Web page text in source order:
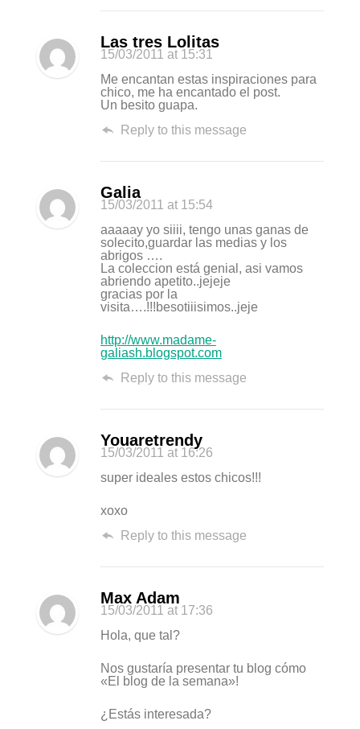
Las tres Lolitas
15/03/2011 at 15:31
Me encantan estas inspiraciones para
chico, me ha encantado el post.
Un besito guapa.
Reply to this message
Galia
15/03/2011 at 15:54
aaaaay yo siiii, tengo unas ganas de
solecito,guardar las medias y los
abrigos ….
La coleccion está genial, asi vamos
abriendo apetito..jejeje
gracias por la
visita….!!!besotiiisimos..jeje
http://www.madame-
galiash.blogspot.com
Reply to this message
Youaretrendy
15/03/2011 at 16:26
super ideales estos chicos!!!
xoxo
Reply to this message
Max Adam
15/03/2011 at 17:36
Hola, que tal?
Nos gustaría presentar tu blog cómo
«El blog de la semana»!
¿Estás interesada?